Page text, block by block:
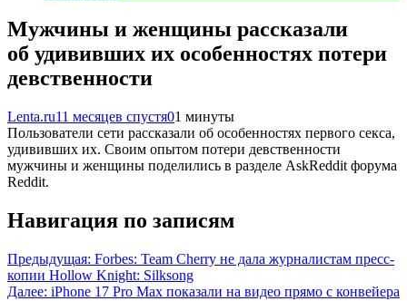
Мужчины и женщины рассказали
об удививших их особенностях потери
девственности
Lenta.ru11 месяцев спустя01 минуты
Пользователи сети рассказали об особенностях первого секса,
удививших их. Своим опытом потери девственности
мужчины и женщины поделились в разделе AskReddit форума
Reddit.
Навигация по записям
Предыдущая: Forbes: Team Cherry не дала журналистам пресс-
копии Hollow Knight: Silksong
Далее: iPhone 17 Pro Max показали на видео прямо с конвейера